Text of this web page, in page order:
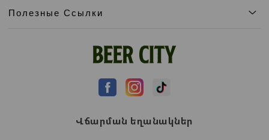
Полезные Ссылки
Վճարման եղանակներ